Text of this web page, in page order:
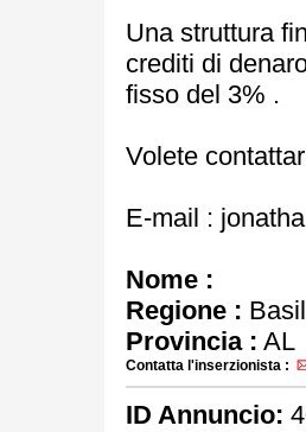
Una struttura
crediti di
fisso del 3% .
Volete
E-mail :
Nome :
Regione :
Provincia : AL
Contatta l'inserzionista :
ID Annuncio: